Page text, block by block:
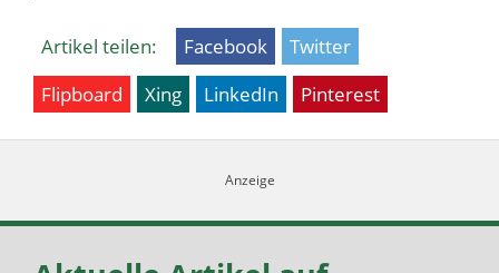
Artikel teilen: Facebook
Twitter
Flipboard
Xing LinkedIn Pinterest